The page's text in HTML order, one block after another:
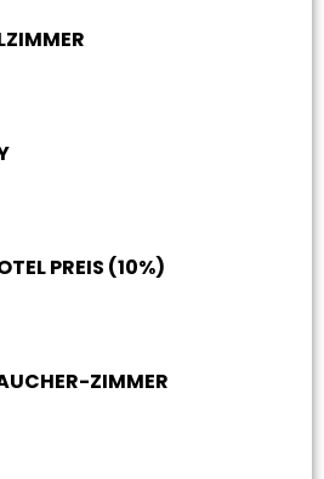
PREIS (10%)
ZIMMER